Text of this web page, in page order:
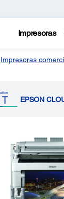
Impresoras
Impresoras
EPSON